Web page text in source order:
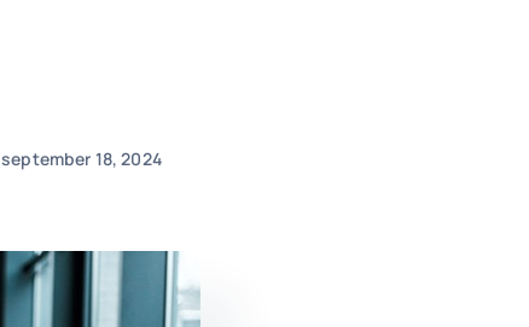
september 18, 2024